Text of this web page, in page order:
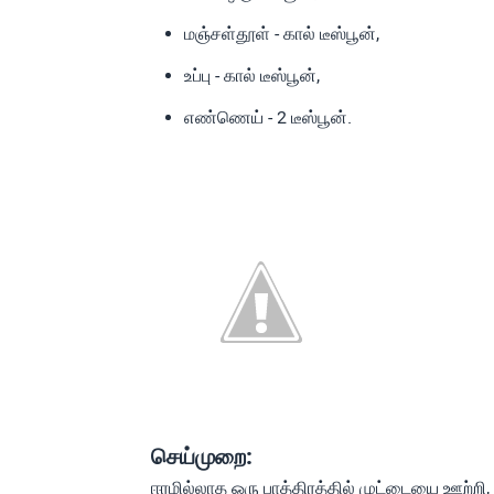
மஞ்சள்தூள் - கால் டீஸ்பூன்,
உப்பு - கால் டீஸ்பூன்,
எண்ணெய் - 2 டீஸ்பூன்.
செய்முறை:
ஈரமில்லாத ஒரு பாத்திரத்தில் முட்டையை